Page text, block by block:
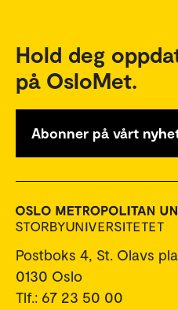
Hold deg
på OsloMet.
Abonner på vårt
Postboks 4, St. Olavs
0130 Oslo
Tlf.: 67 23 50 00